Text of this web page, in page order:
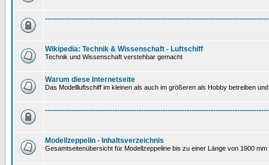
Wikipedia: Technik & Wissenschaft - Luftschiff
Technik und Wissenschaft verstehbar gemacht
Warum diese Internetseite
Das Modellluftschiff im kleinen als auch im größeren als Hobby betreiben
Modellzeppelin - Inhaltsverzeichnis
Gesamtseitenübersicht für Modellzeppeline bis zu einer Länge von 1900 mm